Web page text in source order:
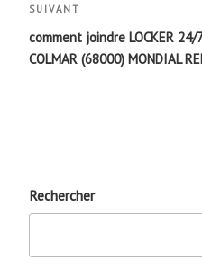
Article
suivant
SUIVANT
comment joindre LOCKER 24/
COLMAR (68000) MONDIAL
Rechercher